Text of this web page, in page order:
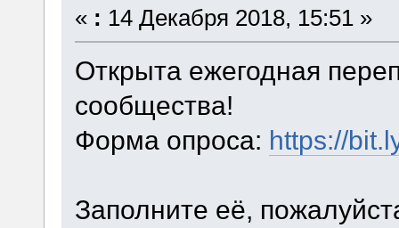
« : 14 Декабря 2018, 15:51 »
Открыта ежегодная
сообщества!
Форма опроса: https://
Заполните её,